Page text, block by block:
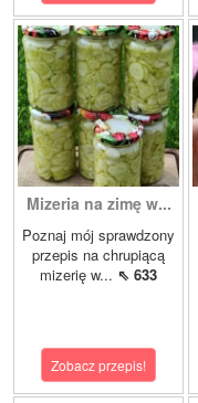
Mizeria na zimę w...
Poznaj mój sprawdzony
przepis na chrupiącą
mizerię w... ⇖ 633
Zobacz przepis!